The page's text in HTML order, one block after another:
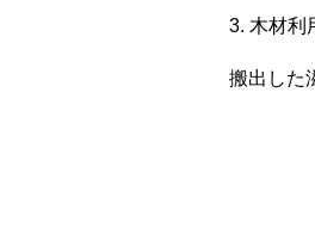
3. 木材利
搬出した